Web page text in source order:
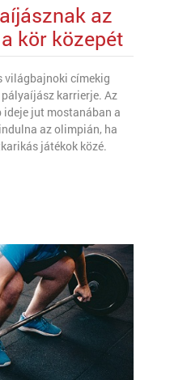
az
kör közepét
világbajnoki címekig
karrierje. Az
ideje jut mostanában a
az olimpián, ha
játékok közé.